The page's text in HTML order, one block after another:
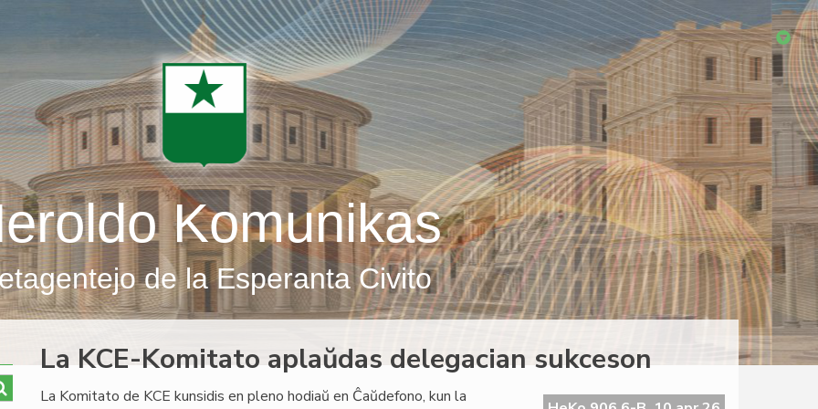
Komunikas
de la Esperanta Civito
La KCE-Komitato aplaŭdas delegacian sukceson
La Komitato de KCE kunsidis en pleno hodiaŭ en Ĉaŭdefono, kun la